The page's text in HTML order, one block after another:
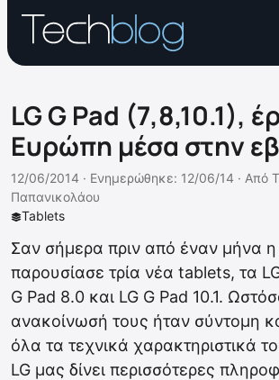
LG G Pad (7,8,10.1),
Ευρώπη μέσα στην
Tablets
12/06/2014 · Ενημερώθηκε: 12/06/14 · Από
Παπανικολάου
Σαν σήμερα πριν από έναν μήνα η
παρουσίασε τρία νέα tablets, τα
G Pad 8.0 και LG G Pad 10.1.
ανακοίνωσή τους ήταν σύντομη
όλα τα τεχνικά χαρακτηριστικά
LG μας δίνει περισσότερες